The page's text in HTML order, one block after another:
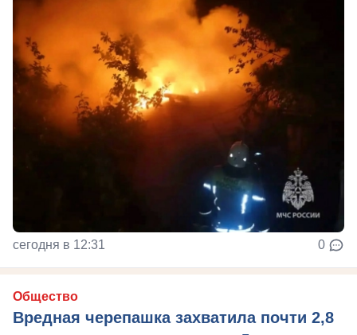
сегодня в 12:31 0
Общество
Вредная черепашка захватила почти 2,8